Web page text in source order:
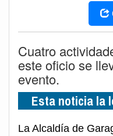
Cuatro
este oficio se
evento.
Esta noticia la
La Alcaldía de